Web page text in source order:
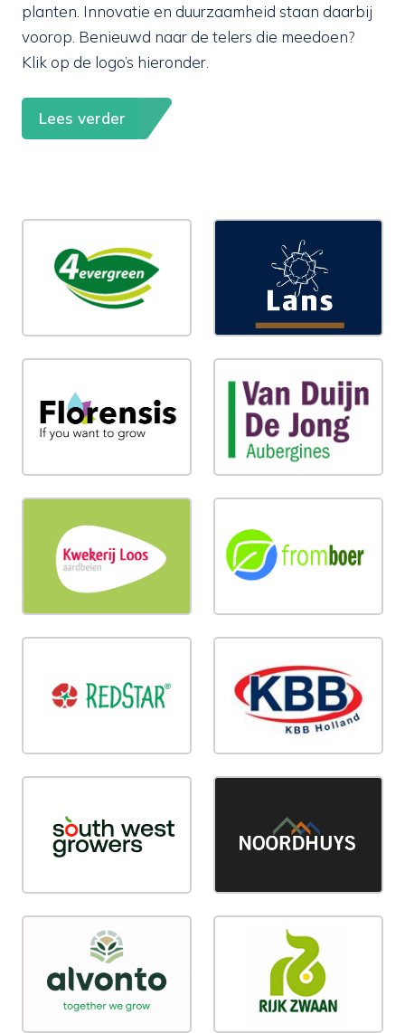
planten. Innovatie en duurzaamheid staan daarbij
voorop. Benieuwd naar de telers die meedoen?
Klik op de logo’s hieronder.
Lees verder